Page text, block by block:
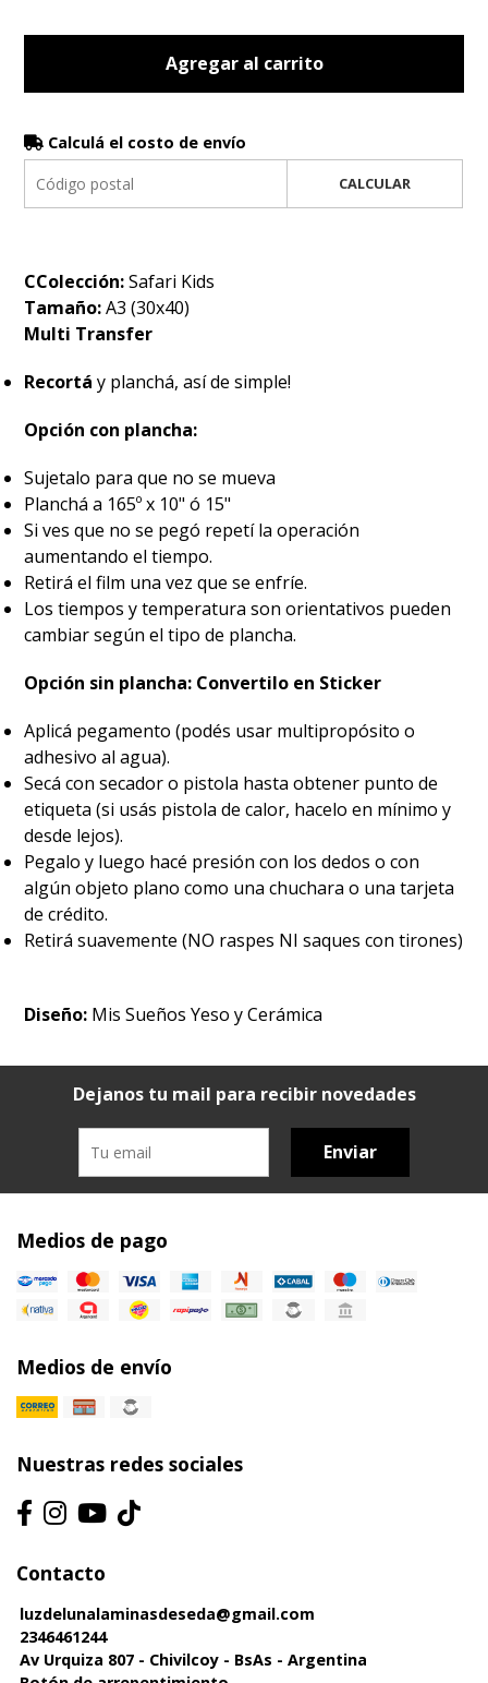
Agregar al carrito
Calculá el costo de envío
CALCULAR
CColección:Safari Kids
Tamaño:A3 (30x40)
Multi Transfer
Recortá y planchá, así de simple!
Opción con plancha:
Sujetalo para que no se mueva
Planchá a 165º x 10" ó 15"
Si ves que no se pegó repetí la operación
aumentando el tiempo.
Retirá el film una vez que se enfríe.
Los tiempos y temperatura son orientativos pueden
cambiar según el tipo de plancha.
Opción sin plancha: Convertilo en Sticker
Aplicá pegamento (podés usar multipropósito o
adhesivo al agua).
Secá con secador o pistola hasta obtener punto de
etiqueta (si usás pistola de calor, hacelo en mínimo y
desde lejos).
Pegalo y luego hacé presión con los dedos o con
algún objeto plano como una chuchara o una tarjeta
de crédito.
Retirá suavemente (NO raspes NI saques con tirones)
Diseño: Mis Sueños Yeso y Cerámica
Dejanos tu mail para recibir novedades
Enviar
Medios de pago
Medios de envío
Nuestras redes sociales
Contacto
luzdelunalaminasdeseda@gmail.com
2346461244
Av Urquiza 807 - Chivilcoy - BsAs - Argentina